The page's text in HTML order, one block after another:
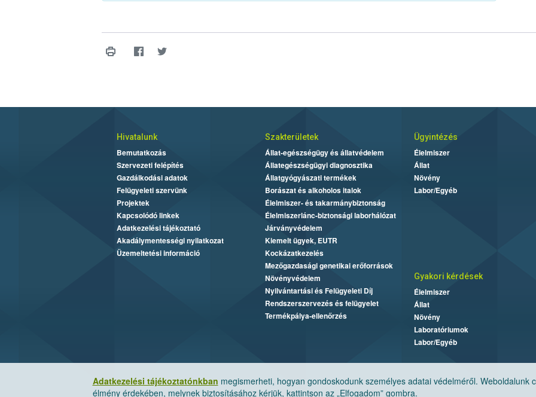
Adatkezelési tájékoztatónkban megismerheti, hogyan gondoskodunk személyes adatai védelméről. Weboldalunk
élmény érdekében, melynek biztosításához kérjük, kattintson az „Elfogadom” gombra.
Hivatalunk
Bemutatkozás
Szervezeti felépítés
Gazdálkodási adatok
Felügyeleti szervünk
Projektek
Kapcsolódó linkek
Adatkezelési tájékoztató
Akadálymentességi nyilatkozat
Üzemeltetési információ
Szakterületek
Állat-egészségügy és állatvédelem
Állategészségügyi diagnosztika
Állatgyógyászati termékek
Borászat és alkoholos italok
Élelmiszer- és takarmánybiztonság
Élelmiszerlánc-biztonsági laborhálózat
Járványvédelem
Kiemelt ügyek, EUTR
Kockázatkezelés
Mezőgazdasági genetikai erőforrások
Növényvédelem
Nyilvántartási és Felügyeleti Díj
Rendszerszervezés és felügyelet
Termékpálya-ellenőrzés
Ügyintézés
Élelmiszer
Állat
Növény
Labor/Egyéb
Gyakori kérdések
Élelmiszer
Állat
Növény
Laboratóriumok
Labor/Egyéb